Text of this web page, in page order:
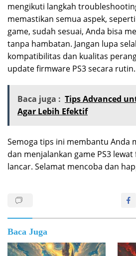
mengikuti langkah
memastikan semua aspek,
game, sudah sesuai, Anda bisa
tanpa hambatan. Jangan lupa
kompatibilitas dan kualitas
update firmware PS3 secara rutin.
Baca juga : Tips Advanced
Agar Lebih Efektif
Semoga tips ini membantu Anda
dan menjalankan game PS3
lancar. Selamat mencoba dan
Baca Juga